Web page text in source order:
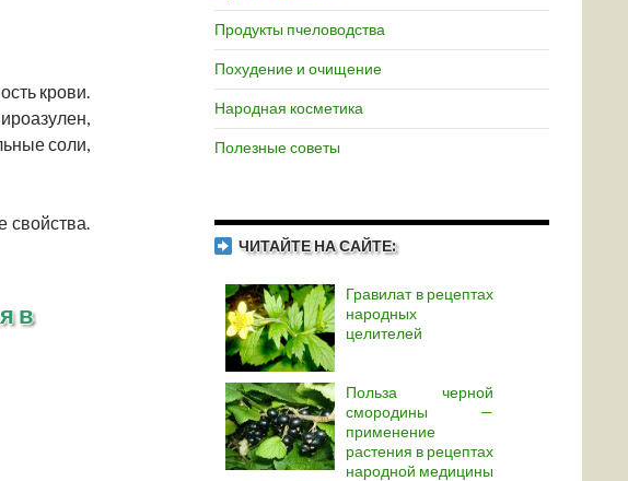
крови.
соли,
свойства.
в
Продукты пчеловодства
Похудение и очищение
Народная косметика
Полезные советы
ЧИТАЙТЕ НА САЙТЕ:
Гравилат в рецептах
народных
целителей
Польза черной
смородины —
применение
растения в рецептах
народной медицины